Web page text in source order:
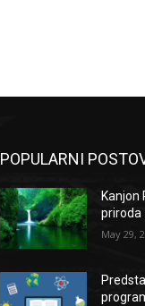
POPULARNI
Kanjon
priroda
May 29,